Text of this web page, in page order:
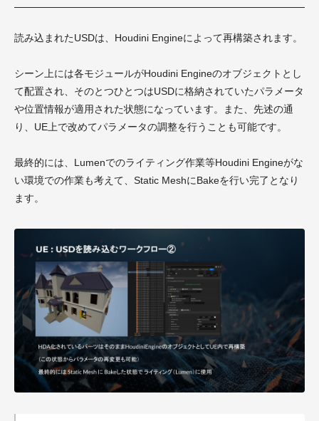
読み込まれたUSDは、Houdini Engineによって再構築されます。
シーン上には各モジュールがHoudini Engineのオブジェクトとし
て配置され、そのとつひとつはUSDに格納されていたパラメータ
や位置情報が適用された状態になっています。また、先述の通
り、UE上で改めてパラメータの調整を行うことも可能です。
最終的には、Lumenでのライティング作業等Houdini Engineがな
い環境での作業も考えて、Static MeshにBakeを行い完了となり
ます。